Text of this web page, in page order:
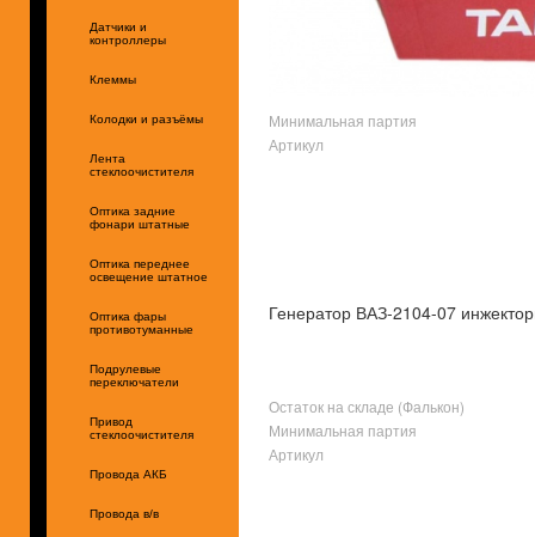
Датчики и
контроллеры
Клеммы
Колодки и разъёмы
Лента
стеклоочистителя
Оптика задние
фонари штатные
Оптика переднее
освещение штатное
Оптика фары
противотуманные
Подрулевые
переключатели
Привод
стеклоочистителя
Провода АКБ
Провода в/в
Минимальная партия
Артикул
Генератор ВАЗ-2104-07
Остаток на складе (Фалькон)
Минимальная партия
Артикул